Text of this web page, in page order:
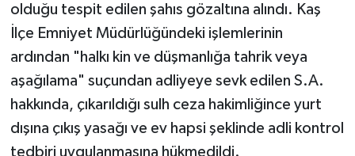
olduğu tespit edilen şahıs gözaltına alındı. Kaş
İlçe Emniyet Müdürlüğündeki işlemlerinin
ardından "halkı kin ve düşmanlığa tahrik veya
aşağılama" suçundan adliyeye sevk edilen S.A.
hakkında, çıkarıldığı sulh ceza hakimliğince yurt
dışına çıkış yasağı ve ev hapsi şeklinde adli kontrol
tedbiri uygulanmasına hükmedildi.